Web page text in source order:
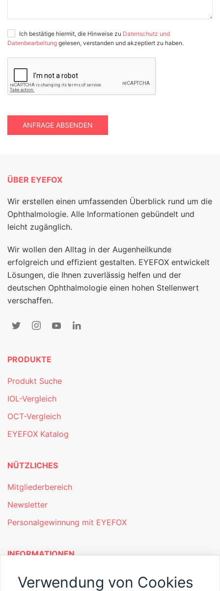
Ich bestätige hiermit, die Hinweise zu Datenschutz und
Datenbearbeitung gelesen, verstanden und akzeptiert zu haben.
ANFRAGE ABSENDEN
ÜBER EYEFOX
Wir erstellen einen umfassenden Überblick rund um die
Ophthalmologie. Alle Informationen gebündelt und
leicht zugänglich.
Wir wollen den Alltag in der Augenheilkunde
erfolgreich und effizient gestalten. EYEFOX entwickelt
Lösungen, die Ihnen zuverlässig helfen und der
deutschen Ophthalmologie einen hohen Stellenwert
verschaffen.
PRODUKTE
Produkt Suche
IOL-Vergleich
OCT-Vergleich
EYEFOX Katalog
NÜTZLICHES
Mitgliederbereich
Newsletter
Personalgewinnung mit EYEFOX
INFORMATIONEN
Was ist EYEFOX – Ihre Möglichkeiten
Verwendung von Cookies